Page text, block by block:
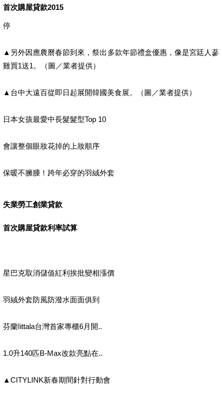
首次購屋貸款2015
停
▲另外因應農曆春節到來，祭出多款年節禮盒優惠，像是宮廷人蔘
雞買1送1。（圖／業者提供）
▲台中大遠百從即日起展開韓國美食展。（圖／業者提供）
日本女孩最愛中長髮髮型Top 10
會讓整個眼妝花掉的上妝順序
保暖不臃腫！跨年必穿的羽絨外套
失業勞工創業貸款
首次購屋貸款利率試算
星巴克取消儲值紅利挨批變相漲價
羽絨外套防風防潑水面面俱到
芬蘭Iittala台灣首家專櫃6月開..
1.0升140匹B-Max改款亮點在..
▲CITYLINK新春期間針對行動會